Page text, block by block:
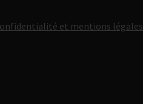
et mentions légales